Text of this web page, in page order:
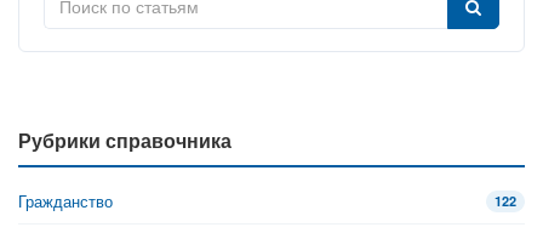
Рубрики справочника
Гражданство 122